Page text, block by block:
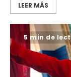
LEER MÁS
5 min de